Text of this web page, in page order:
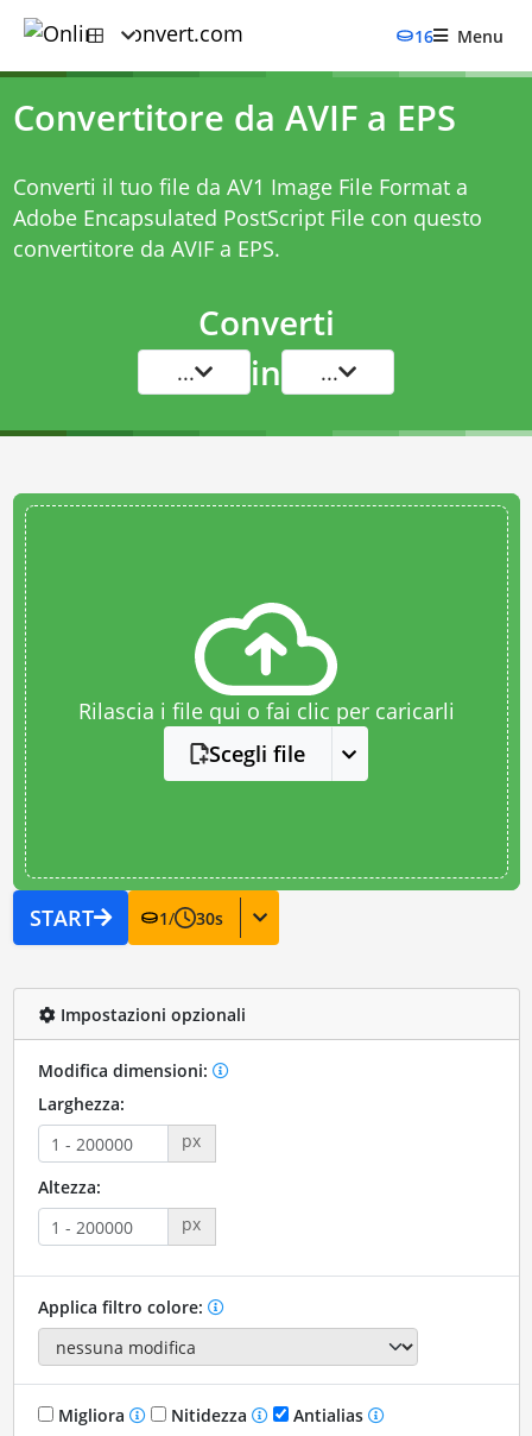
16 Menu
Convertitore da AVIF a EPS
Converti il tuo file da AV1 Image File Format a
Adobe Encapsulated PostScript File con questo
convertitore da AVIF a EPS.
Converti
... in ...
Rilascia i file qui o fai clic per caricarli
Scegli file
START 1/ 30s
Impostazioni opzionali
Modifica dimensioni:
Larghezza:
px
Altezza:
px
Applica filtro colore:
Migliora Nitidezza
Antialias